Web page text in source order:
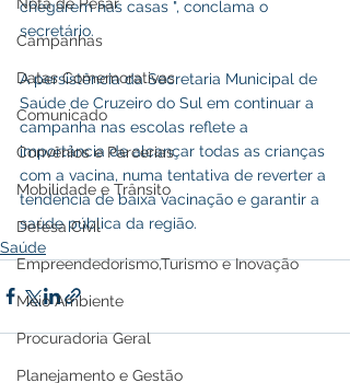
Campanhas
Datas Comemorativas
Comunicado
Convênios e Parcerias
Mobilidade e Trânsito
Defesa Civil
Empreendedorismo,Turismo e Inovação
Meio Ambiente
Procuradoria Geral
Planejamento e Gestão
chegarem nas casas ", conclama o
secretário.
A persistência da Secretaria Municipal de
Saúde de Cruzeiro do Sul em continuar a
campanha nas escolas reflete a
importância de alcançar todas as crianças
com a vacina, numa tentativa de reverter a
tendência de baixa vacinação e garantir a
saúde pública da região.
Saúde